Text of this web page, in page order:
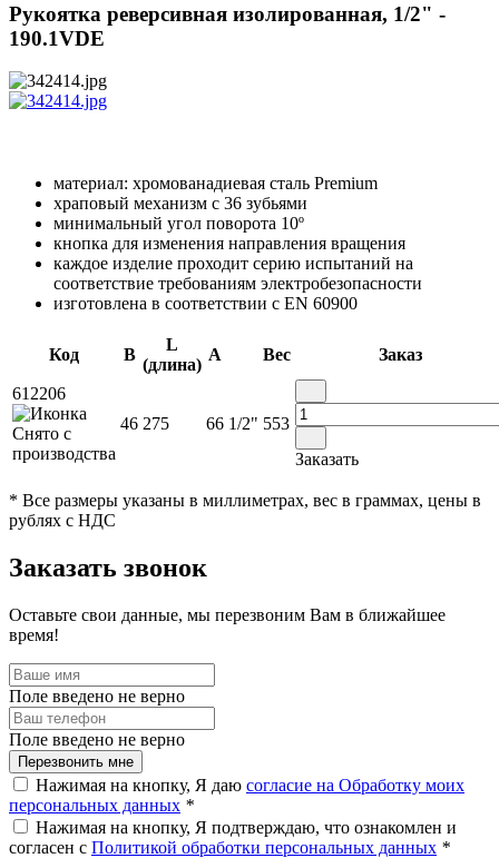
Рукоятка реверсивная изолированная, 1/2" -
190.1VDE
материал: хромованадиевая сталь Premium
храповый механизм с 36 зубьями
минимальный угол поворота 10º
кнопка для изменения направления вращения
каждое изделие проходит серию испытаний на
соответствие требованиям электробезопасности
изготовлена в соответствии с EN 60900
Код B
L
(длина)
A Вес Заказ
612206
46 275 66 1/2" 553
Заказать
* Все размеры указаны в миллиметрах, вес в граммах, цены в
рублях с НДС
Заказать звонок
Оставьте свои данные, мы перезвоним Вам в ближайшее
время!
Поле введено не верно
Поле введено не верно
Перезвонить мне
Нажимая на кнопку, Я даю согласие на Обработку моих
персональных данных *
Нажимая на кнопку, Я подтверждаю, что ознакомлен и
согласен с Политикой обработки персональных данных *